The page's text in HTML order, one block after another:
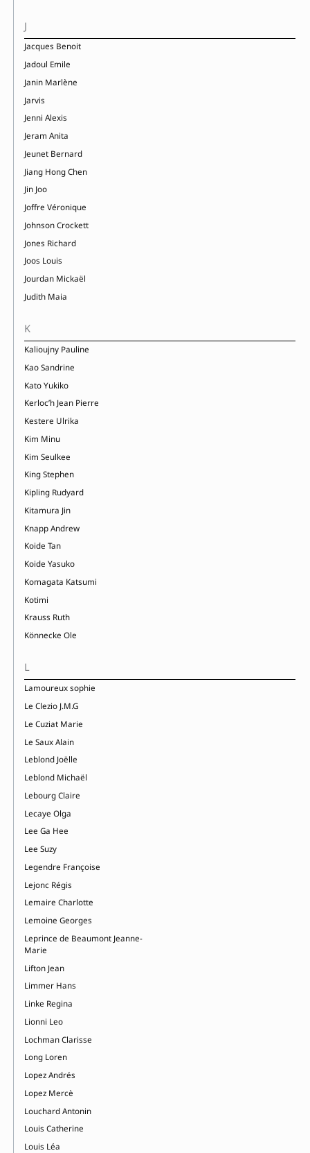
J
Jacques Benoit
Jadoul Emile
Janin Marlène
Jarvis
Jenni Alexis
Jeram Anita
Jeunet Bernard
Jiang Hong Chen
Jin Joo
Joffre Véronique
Johnson Crockett
Jones Richard
Joos Louis
Jourdan Mickaël
Judith Maia
K
Kalioujny Pauline
Kao Sandrine
Kato Yukiko
Kerloc’h Jean Pierre
Kestere Ulrika
Kim Minu
Kim Seulkee
King Stephen
Kipling Rudyard
Kitamura Jin
Knapp Andrew
Koide Tan
Koide Yasuko
Komagata Katsumi
Kotimi
Krauss Ruth
Könnecke Ole
L
Lamoureux sophie
Le Clezio J.M.G
Le Cuziat Marie
Le Saux Alain
Leblond Joëlle
Leblond Michaël
Lebourg Claire
Lecaye Olga
Lee Ga Hee
Lee Suzy
Legendre Françoise
Lejonc Régis
Lemaire Charlotte
Lemoine Georges
Leprince de Beaumont Jeanne-
Marie
Lifton Jean
Limmer Hans
Linke Regina
Lionni Leo
Lochman Clarisse
Long Loren
Lopez Andrés
Lopez Mercè
Louchard Antonin
Louis Catherine
Louis Léa